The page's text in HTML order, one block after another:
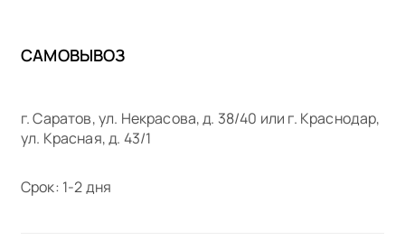
САМОВЫВОЗ
г. Саратов, ул. Некрасова, д. 38/40 или г. Краснодар,
ул. Красная, д. 43/1
Срок: 1-2 дня